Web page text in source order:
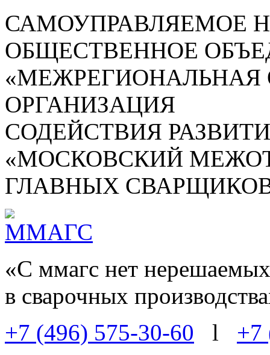
САМОУПРАВЛЯЕМОЕ
ОБЩЕСТВЕННОЕ
ОРГАНИЗАЦИЯ
СОДЕЙСТВИЯ
«МОСКОВСКИЙ
ГЛАВНЫХ
«С ммагс нет
в сварочных
+7 (496) 575-30-60 l +7